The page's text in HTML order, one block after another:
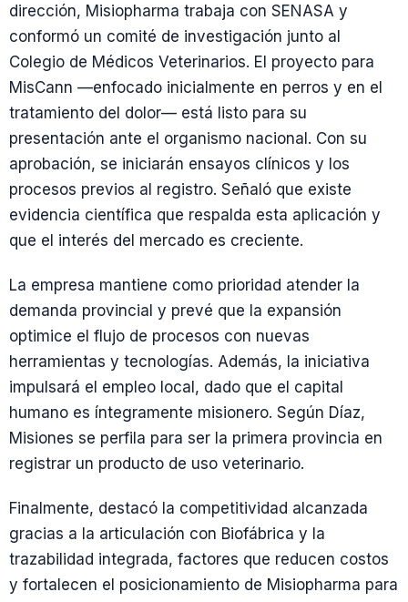
dirección, Misiopharma trabaja con SENASA y
conformó un comité de investigación junto al
Colegio de Médicos Veterinarios. El proyecto para
MisCann —enfocado inicialmente en perros y en el
tratamiento del dolor— está listo para su
presentación ante el organismo nacional. Con su
aprobación, se iniciarán ensayos clínicos y los
procesos previos al registro. Señaló que existe
evidencia científica que respalda esta aplicación y
que el interés del mercado es creciente.
La empresa mantiene como prioridad atender la
demanda provincial y prevé que la expansión
optimice el flujo de procesos con nuevas
herramientas y tecnologías. Además, la iniciativa
impulsará el empleo local, dado que el capital
humano es íntegramente misionero. Según Díaz,
Misiones se perfila para ser la primera provincia en
registrar un producto de uso veterinario.
Finalmente, destacó la competitividad alcanzada
gracias a la articulación con Biofábrica y la
trazabilidad integrada, factores que reducen costos
y fortalecen el posicionamiento de Misiopharma para